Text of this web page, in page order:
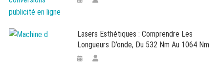
Lasers Esthétiques : Comprendre Les
Longueurs D’onde, Du 532 Nm Au 1064 Nm